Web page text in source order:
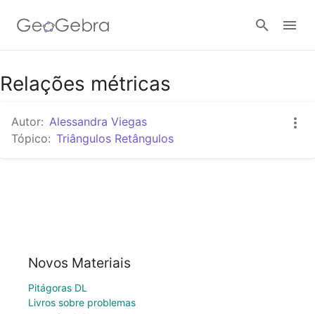
Google Classroom
Tarefa
Relações métricas
Autor: Alessandra Viegas
Tópico: Triângulos Retângulos
Novos Materiais
Pitágoras DL
Livros sobre problemas